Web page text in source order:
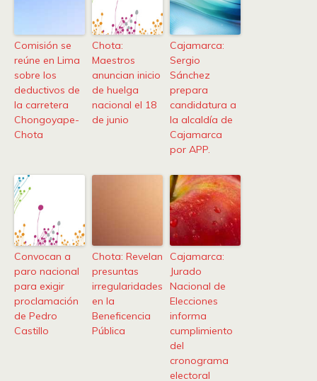
Comisión se
reúne en Lima
sobre los
deductivos de
la carretera
Chongoyape-
Chota
Chota:
Maestros
anuncian inicio
de huelga
nacional el 18
de junio
Cajamarca:
Sergio
Sánchez
prepara
candidatura a
la alcaldía de
Cajamarca
por APP.
Convocan a
paro nacional
para exigir
proclamación
de Pedro
Castillo
Chota: Revelan
presuntas
irregularidades
en la
Beneficencia
Pública
Cajamarca:
Jurado
Nacional de
Elecciones
informa
cumplimiento
del
cronograma
electoral